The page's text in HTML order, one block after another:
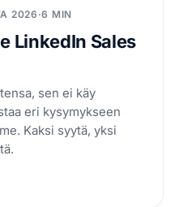
2026 ·6 MIN
LinkedIn Sales
sen ei käy
eri kysymykseen
Kaksi syytä, yksi